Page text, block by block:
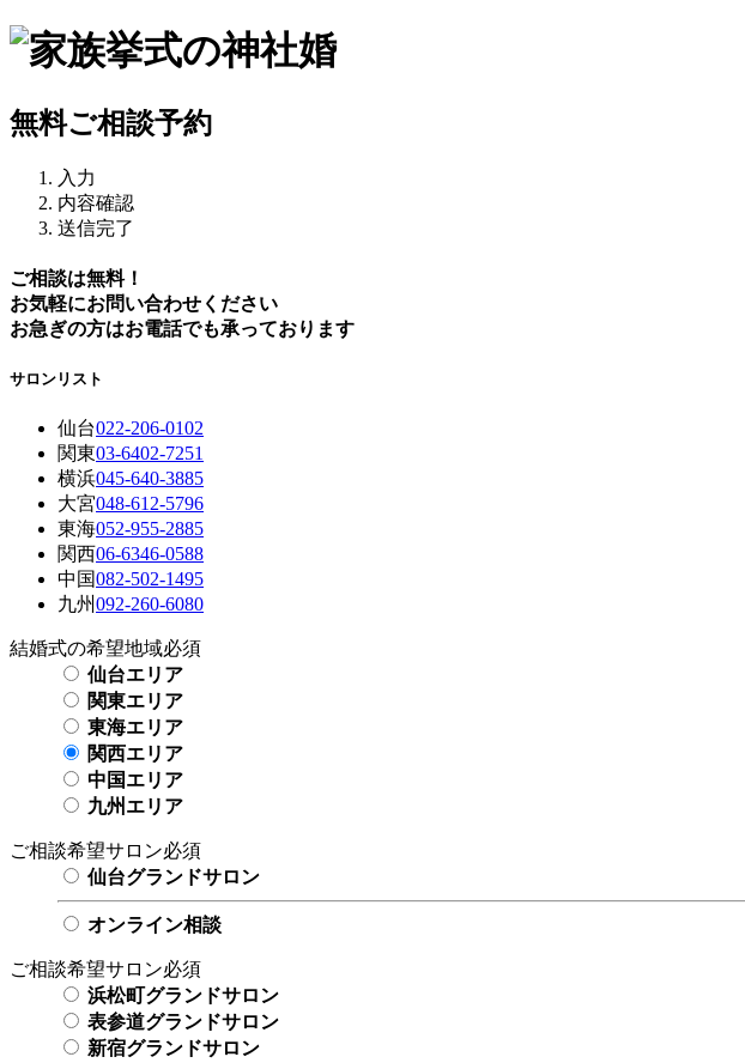
無料ご相談予約
入力
内容確認
送信完了
ご相談は無料！
お気軽にお問い合わせください
お急ぎの方はお電話でも承っております
サロンリスト
仙台022-206-0102
関東03-6402-7251
横浜045-640-3885
大宮048-612-5796
東海052-955-2885
関西06-6346-0588
中国082-502-1495
九州092-260-6080
結婚式の希望地域必須
仙台エリア
関東エリア
東海エリア
関西エリア
中国エリア
九州エリア
ご相談希望サロン必須
仙台グランドサロン
オンライン相談
ご相談希望サロン必須
浜松町グランドサロン
表参道グランドサロン
新宿グランドサロン